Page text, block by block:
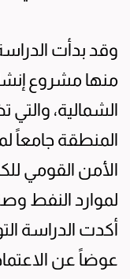
منها مشروع
الشمالية، والتي
المنطقة جامعاً
الأمن القومي
لموارد النفط
أكدت الدراسة
عوضاً عن